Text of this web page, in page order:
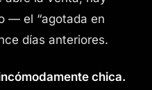
— el “agotada en
días anteriores.
chica.